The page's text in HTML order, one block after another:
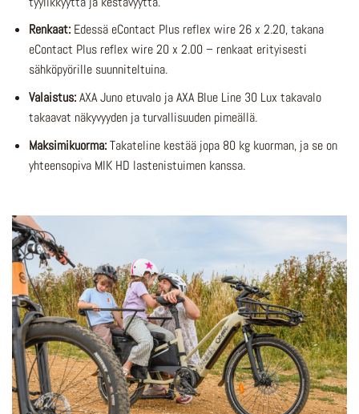
Renkaat:Edessä eContact Plus reflex wire 26 x 2.20, takana
eContact Plus reflex wire 20 x 2.00 – renkaat erityisesti
sähköpyörille suunniteltuina.
Valaistus:AXA Juno etuvalo ja AXA Blue Line 30 Lux takavalo
takaavat näkyvyyden ja turvallisuuden pimeällä.
Maksimikuorma:Takateline kestää jopa 80 kg kuorman, ja se on
yhteensopiva MIK HD lastenistuimen kanssa.